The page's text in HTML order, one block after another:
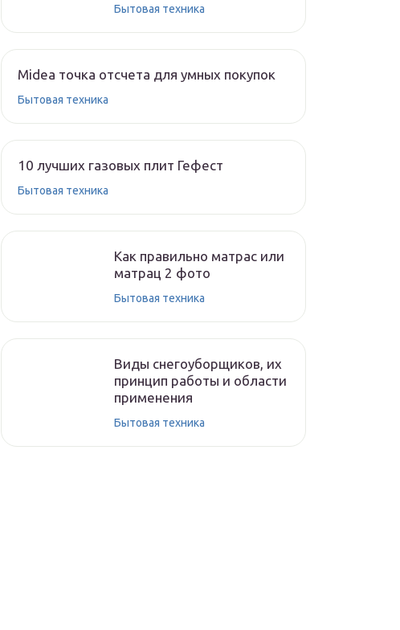
Бытовая техника
Midea точка отсчета для умных покупок
Бытовая техника
10 лучших газовых плит Гефест
Бытовая техника
Как правильно матрас или
матрац 2 фото
Бытовая техника
Виды снегоуборщиков, их
принцип работы и области
применения
Бытовая техника